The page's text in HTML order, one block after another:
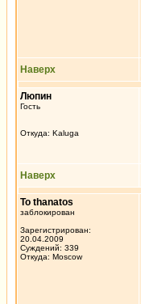
Наверх
Люпин
Гость
Откуда: Kaluga
Наверх
To thanatos
заблокирован
Зарегистрирован:
20.04.2009
Суждений: 339
Откуда: Moscow